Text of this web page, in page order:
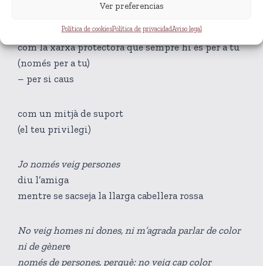
Ver preferencias
Política de cookiesPolítica de privacidadAviso legal
com la xarxa protectora que sempre hi és per a tu
(només per a tu)
– per si caus
com un mitjà de suport
(el teu privilegi)
Jo només veig persones
diu l’amiga
mentre se sacseja la llarga cabellera rossa
No veig homes ni dones, ni m’agrada parlar de color
ni de gènere
només de persones, perquè: no veig cap color